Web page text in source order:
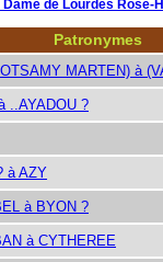
Dame de Lourdes Rose-
Patronymes
MARTEN) à
à ..AYADOU ?
à AZY
à BYON ?
à CYTHEREE